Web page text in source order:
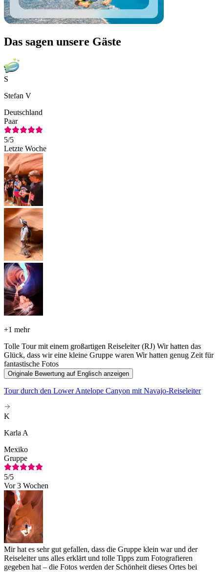
Das sagen unsere Gäste
S
Stefan V
Deutschland
Paar
5/5
Letzte Woche
+1 mehr
Tolle Tour mit einem großartigen Reiseleiter (RJ) Wir hatten das
Glück, dass wir eine kleine Gruppe waren Wir hatten genug Zeit für
fantastische Fotos
Originale Bewertung auf Englisch anzeigen
Tour durch den Lower Antelope Canyon mit Navajo-Reiseleiter
K
Karla A
Mexiko
Gruppe
5/5
Vor 3 Wochen
Mir hat es sehr gut gefallen, dass die Gruppe klein war und der
Reiseleiter uns alles erklärt und tolle Tipps zum Fotografieren
gegeben hat – die Fotos werden der Schönheit dieses Ortes bei